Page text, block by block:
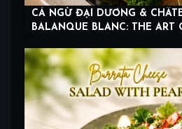
CÁ NGỪ ĐẠI DƯƠNG &
BALANQUE BLANC: THE ART